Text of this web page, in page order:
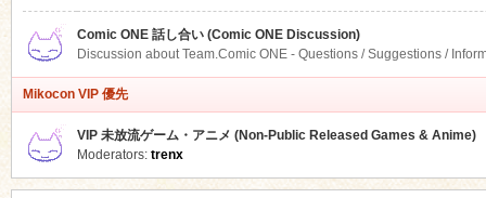
Comic ONE 話し合い (Comic ONE Discussion)
Discussion about Team.Comic ONE - Questions / Suggestions /
Mikocon VIP 優先
VIP 未放流ゲーム・アニメ (Non-Public Released Games & Anime)
Moderators: trenx